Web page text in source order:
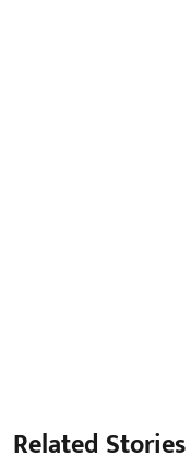
Related Stories